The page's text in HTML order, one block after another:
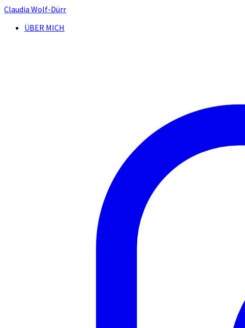
Claudia Wolf-Dürr
ÜBER MICH